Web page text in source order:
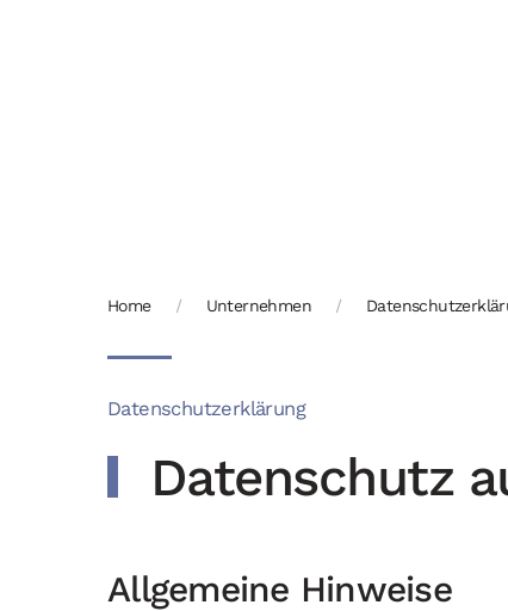
Home Unternehmen
Datenschutzerklärung
Datenschutz
Allgemeine Hinweise